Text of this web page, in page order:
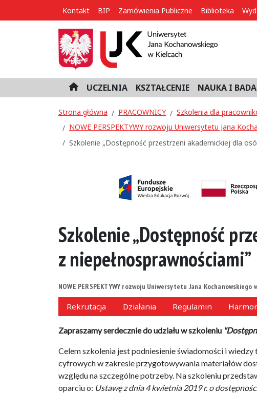
Kontakt BIP Zamówienia Publiczne Biblioteka
H
o
m
e
UCZELNIA KSZTAŁCENIE NAUKA I
Strona główna PRACOWNICY Szkolenia dla
NOWE PERSPEKTYWY rozwoju Uniwersytetu Jana
Szkolenie „Dostępność przestrzeni akademickiej dla
Szkolenie „Dostępność
z niepełnosprawnościami”
NOWE PERSPEKTYWY rozwoju Uniwersytetu Jana Kochanowskiego
Rekrutacja Działania Regulamin
Zapraszamy serdecznie do udziału w szkoleniu
Celem szkolenia jest podniesienie świadomości i
cyfrowych w zakresie przygotowywania materiałów
względu na szczególne potrzeby. Na szkoleniu
oparciu o: Ustawę z dnia 4 kwietnia 2019 r. o